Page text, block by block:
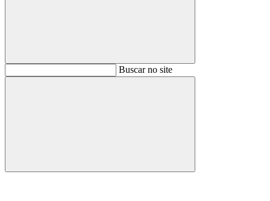
BuscarBuscar no site
Buscar